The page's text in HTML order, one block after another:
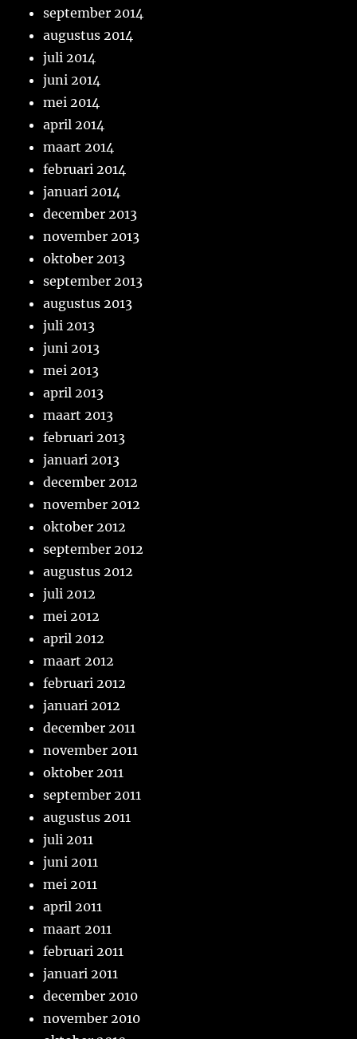
september 2014
augustus 2014
juli 2014
juni 2014
mei 2014
april 2014
maart 2014
februari 2014
januari 2014
december 2013
november 2013
oktober 2013
september 2013
augustus 2013
juli 2013
juni 2013
mei 2013
april 2013
maart 2013
februari 2013
januari 2013
december 2012
november 2012
oktober 2012
september 2012
augustus 2012
juli 2012
mei 2012
april 2012
maart 2012
februari 2012
januari 2012
december 2011
november 2011
oktober 2011
september 2011
augustus 2011
juli 2011
juni 2011
mei 2011
april 2011
maart 2011
februari 2011
januari 2011
december 2010
november 2010